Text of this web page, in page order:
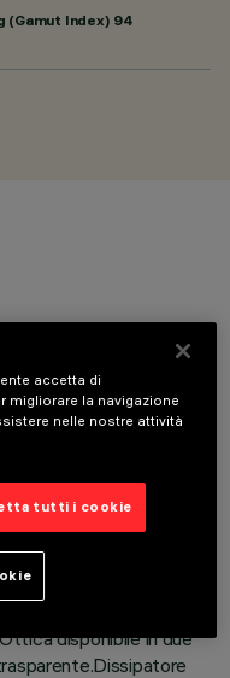
(Gamut Index) 94
all'utilizzo di sorgente
falda per installazione
disponibile in due
accetta di
migliorare la navigazione
nelle nostre attività
tutti i cookie